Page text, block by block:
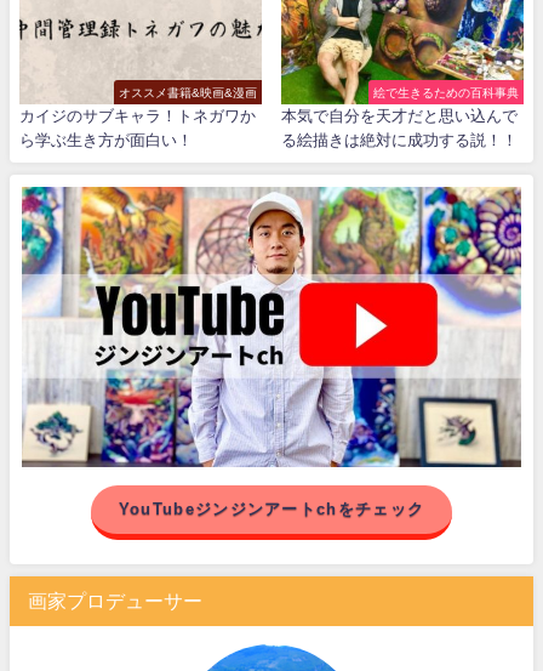
オススメ書籍&映画&漫画
カイジのサブキャラ！トネガワか
ら学ぶ生き方が面白い！
絵で生きるための百科事典
本気で自分を天才だと思い込んで
る絵描きは絶対に成功する説！！
YouTubeジンジンアートchをチェック
画家プロデューサー